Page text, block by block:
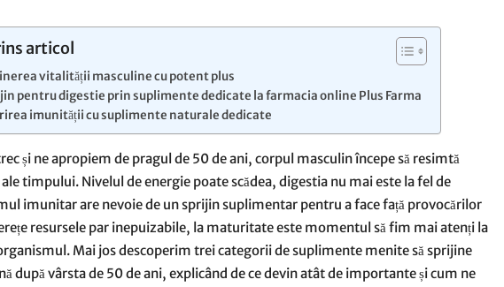
de
presa
articol
vitalității masculine cu potent plus
pentru digestie prin suplimente dedicate la farmacia online Plus Farma
imunității cu suplimente naturale dedicate
și ne apropiem de pragul de 50 de ani, corpul masculin începe să resimtă
timpului. Nivelul de energie poate scădea, digestia nu mai este la fel de
imunitar are nevoie de un sprijin suplimentar pentru a face față provocărilor
resursele par inepuizabile, la maturitate este momentul să fim mai atenți la
Mai jos descoperim trei categorii de suplimente menite să sprijine
după vârsta de 50 de ani, explicând de ce devin atât de importante și cum ne